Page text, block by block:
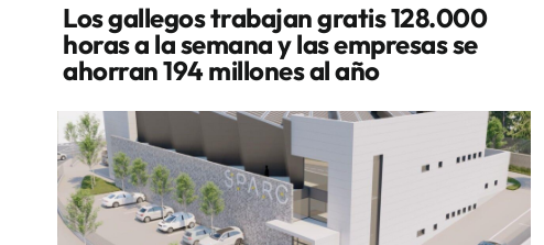
Los gallegos trabajan gratis 128.000
horas a la semana y las empresas se
ahorran 194 millones al año